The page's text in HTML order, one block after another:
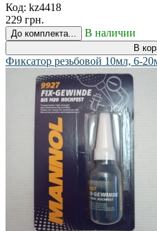
Код: kz4418
229 грн.
До комплекта... В наличии
В
Фиксатор резьбовой 10мл, 6-